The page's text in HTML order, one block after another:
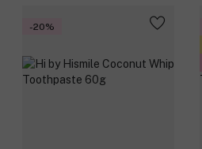
-20%